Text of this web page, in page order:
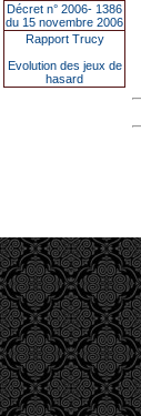
Décret n° 2006- 1386
du 15 novembre 2006
Rapport Trucy
Evolution des jeux de
hasard